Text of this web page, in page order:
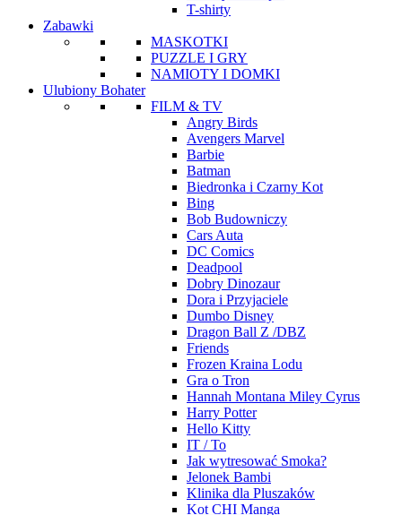
T-shirty
Zabawki
MASKOTKI
PUZZLE I GRY
NAMIOTY I DOMKI
Ulubiony Bohater
FILM & TV
Angry Birds
Avengers Marvel
Barbie
Batman
Biedronka i Czarny Kot
Bing
Bob Budowniczy
Cars Auta
DC Comics
Deadpool
Dobry Dinozaur
Dora i Przyjaciele
Dumbo Disney
Dragon Ball Z /DBZ
Friends
Frozen Kraina Lodu
Gra o Tron
Hannah Montana Miley Cyrus
Harry Potter
Hello Kitty
IT / To
Jak wytresować Smoka?
Jelonek Bambi
Klinika dla Pluszaków
Kot CHI Manga